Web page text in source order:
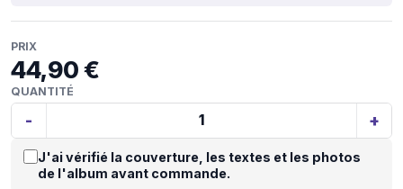
PRIX
44,90 €
QUANTITÉ
- +
J'ai vérifié la couverture, les textes et les photos
de l'album avant commande.